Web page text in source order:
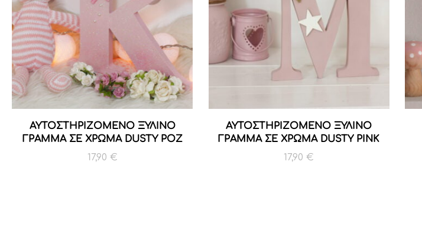
ΑΥΤΟΣΤΗΡΙΖΟΜΕΝΟ ΞΥΛΙΝΟ
ΓΡΑΜΜΑ ΣΕ ΧΡΩΜΑ DUSTY ΡΟΖ
17,90 €
ΑΥΤΟΣΤΗΡΙΖΟΜΕΝΟ ΞΥΛΙΝΟ
ΓΡΑΜΜΑ ΣΕ ΧΡΩΜΑ DUSTY PINK
17,90€